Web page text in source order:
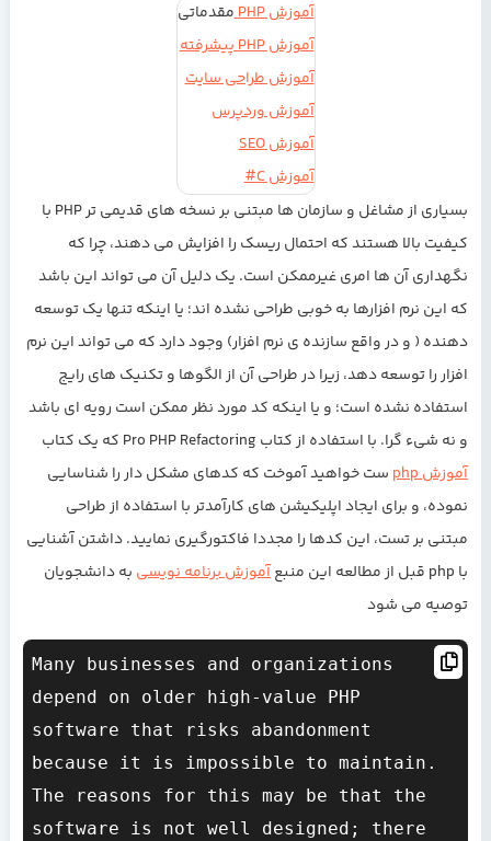
آموزش PHP
مقدماتی
آموزش PHP پیشرفته
آموزش طراحی سایت
آموزش وردپرس
آموزش SEO
آموزش C#
بسیاری از مشاغل و سازمان ها مبتنی بر نسخه های قدیمی تر PHP با
کیفیت بالا هستند که احتمال ریسک را افزایش می دهند، چرا که
نگهداری آن ها امری غیرممکن است. یک دلیل آن می تواند این باشد
که این نرم افزارها به خوبی طراحی نشده اند؛ یا اینکه تنها یک توسعه
دهنده ( و در واقع سازنده ی نرم افزار) وجود دارد که می تواند این نرم
افزار را توسعه دهد، زیرا در طراحی آن از الگوها و تکنیک های رایج
استفاده نشده است؛ و یا اینکه کد مورد نظر ممکن است رویه ای باشد
و نه شیء گرا. با استفاده از کتاب Pro PHP Refactoring که یک کتاب
آموزش php
ست خواهید آموخت که کدهای مشکل دار را شناسایی
نموده، و برای ایجاد اپلیکیشن های کارآمدتر با استفاده از طراحی
مبتنی بر تست، این کدها را مجددا فاکتورگیری نمایید. داشتن آشنایی
با php قبل از مطالعه این منبع
آموزش برنامه نویسی به دانشجویان
توصیه می شود
Many businesses and organizations
depend on older high-value PHP
software that risks abandonment
because it is impossible to maintain.
The reasons for this may be that the
software is not well designed; there